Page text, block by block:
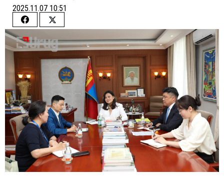
2025.11.07 10:51
Share
on
Facebook
Share
on
Twitter